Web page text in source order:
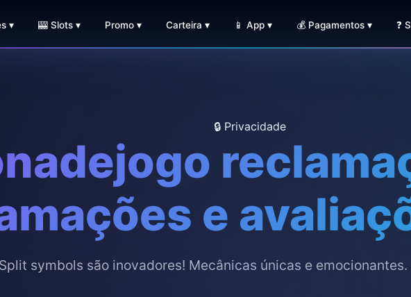
▾ 🎰 Slots ▾ Promo ▾ Carteira ▾ 📱 App ▾ 💰 Pagamentos ▾ ❓
🔒 Privacidade
e
symbols são inovadores! Mecânicas únicas e